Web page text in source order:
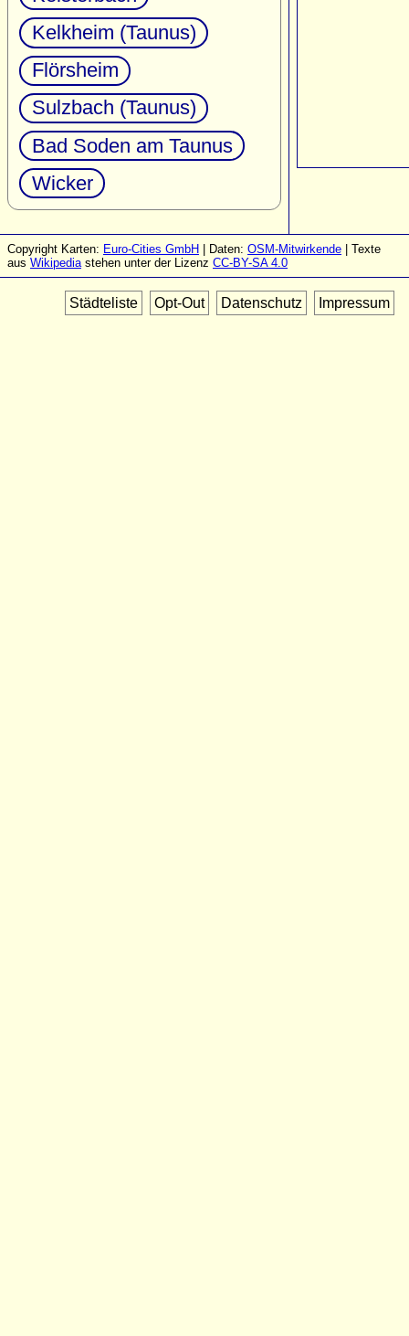
Kelkheim (Taunus)
Flörsheim
Sulzbach (Taunus)
Bad Soden am Taunus
Wicker
Copyright Karten: Euro-Cities GmbH | Daten: OSM-Mitwirkende | Texte
aus Wikipediastehen unter der Lizenz CC-BY-SA 4.0
Städteliste Opt-Out Datenschutz Impressum